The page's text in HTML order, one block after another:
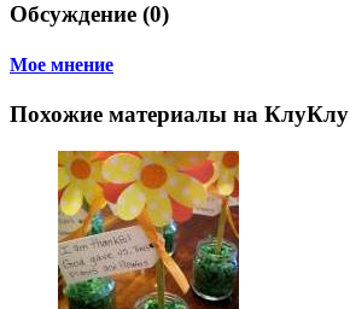
Обсуждение (0)
Мое мнение
Похожие материалы на КлуКлу